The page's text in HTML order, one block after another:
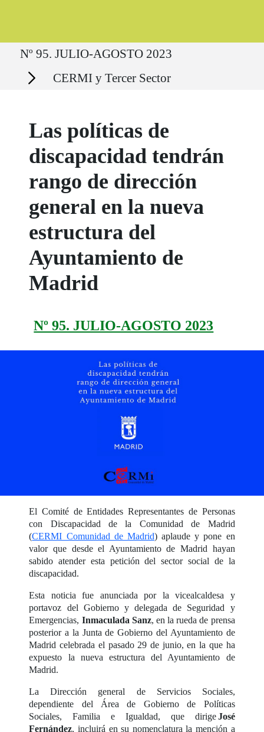
Ruta del sitio
Nº 95. JULIO-AGOSTO 2023
Secciones CERMI y Tercer Sector
Las políticas de
discapacidad tendrán
rango de dirección
general en la nueva
estructura del
Ayuntamiento de
Madrid
Nº 95. JULIO-AGOSTO 2023
El Comité de Entidades Representantes de Personas
con Discapacidad de la Comunidad de Madrid
(CERMI Comunidad de Madrid) aplaude y pone en
valor que desde el Ayuntamiento de Madrid hayan
sabido atender esta petición del sector social de la
discapacidad.
Esta noticia fue anunciada por la vicealcaldesa y
portavoz del Gobierno y delegada de Seguridad y
Emergencias, Inmaculada Sanz, en la rueda de prensa
posterior a la Junta de Gobierno del Ayuntamiento de
Madrid celebrada el pasado 29 de junio, en la que ha
expuesto la nueva estructura del Ayuntamiento de
Madrid.
La Dirección general de Servicios Sociales,
dependiente del Área de Gobierno de Políticas
Sociales, Familia e Igualdad, que dirigeJosé
Fernández, incluirá en su nomenclatura la mención a